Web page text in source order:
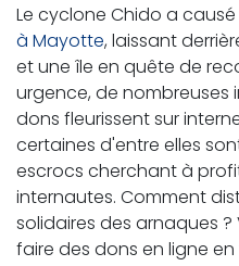
Le cyclone Chido a
à Mayotte, laissant
et une île en quête de
urgence, de nombreuses
dons fleurissent sur
certaines d'entre elles
escrocs cherchant à
internautes. Comment
solidaires des arnaques
faire des dons en ligne